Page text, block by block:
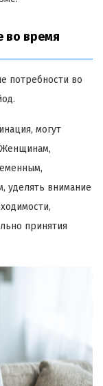
во время
потребности во
могут
Женщинам,
уделять внимание
принятия